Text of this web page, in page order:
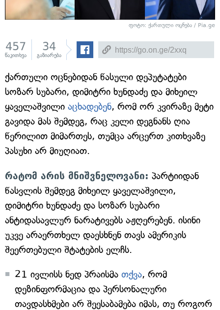
ფოტო: ქართული ოცნება / Pia.ge
457
წაკითხვა
34
გაზიარება
ქართული ოცნებიდან წასული დეპუტატები
სოზარ სუბარი, დიმიტრი ხუნდაძე და მიხეილ
ყაველაშვილი აცხადებენ, რომ ორ კვირაზე მეტი
გავიდა მას შემდეგ, რაც კელი დეგნანს ღია
წერილით მიმართეს, თუმცა არცერთ კითხვაზე
პასუხი არ მიუღიათ.
რატომ არის მნიშვნელოვანი: პარტიიდან
წასვლის შემდეგ მიხეილ ყაველაშვილი,
დიმიტრი ხუნდაძე და სოზარ სუბარი
ანტიდასავლურ ნარატივებს აჟღერებენ. ისინი
უკვე არაერთხელ დაესხნენ თავს ამერიკის
შეერთებული შტატების ელჩს.
21 ივლისს ნედ პრაისმა თქვა, რომ
დეზინფორმაცია და პერსონალური
თავდასხმები არ შეესაბამება იმას, თუ როგორ